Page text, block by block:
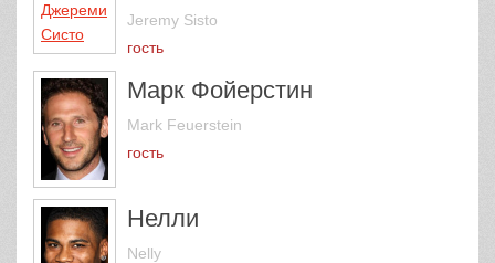
Jeremy Sisto
гость
Марк Фойерстин
Mark Feuerstein
гость
Нелли
Nelly